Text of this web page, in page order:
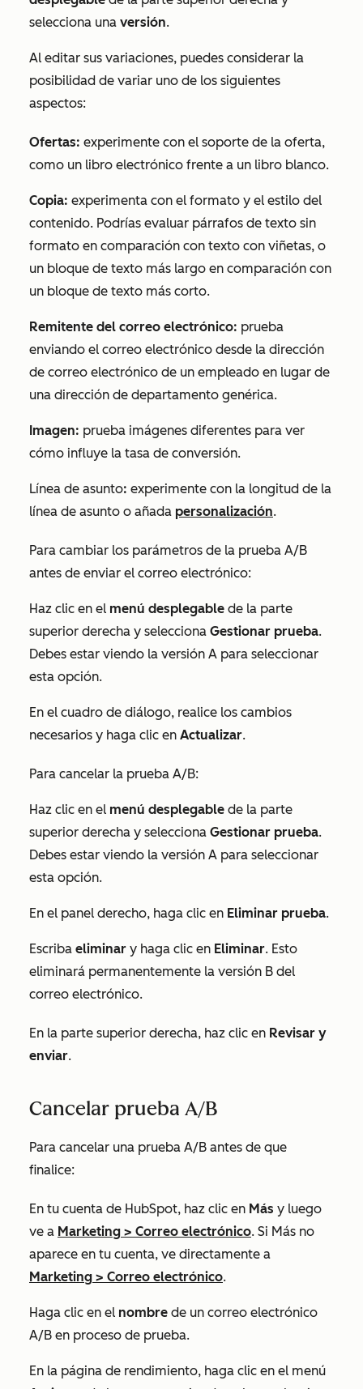
selecciona una versión.
Al editar sus variaciones, puedes considerar la
posibilidad de variar uno de los siguientes
aspectos:
Ofertas: experimente con el soporte de la oferta,
como un libro electrónico frente a un libro blanco.
Copia: experimenta con el formato y el estilo del
contenido. Podrías evaluar párrafos de texto sin
formato en comparación con texto con viñetas, o
un bloque de texto más largo en comparación con
un bloque de texto más corto.
Remitente del correo electrónico: prueba
enviando el correo electrónico desde la dirección
de correo electrónico de un empleado en lugar de
una dirección de departamento genérica.
Imagen: prueba imágenes diferentes para ver
cómo influye la tasa de conversión.
Línea de asunto: experimente con la longitud de la
línea de asunto o añada personalización.
Para cambiar los parámetros de la prueba A/B
antes de enviar el correo electrónico:
Haz clic en el menú desplegable de la parte
superior derecha y selecciona Gestionar prueba.
Debes estar viendo la versión A para seleccionar
esta opción.
En el cuadro de diálogo, realice los cambios
necesarios y haga clic en Actualizar.
Para cancelar la prueba A/B:
Haz clic en el menú desplegable de la parte
superior derecha y selecciona Gestionar prueba.
Debes estar viendo la versión A para seleccionar
esta opción.
En el panel derecho, haga clic en Eliminar prueba.
Escriba eliminar y haga clic en Eliminar. Esto
eliminará permanentemente la versión B del
correo electrónico.
En la parte superior derecha, haz clic en Revisar y
enviar.
Cancelar prueba A/B
Para cancelar una prueba A/B antes de que
finalice:
En tu cuenta de HubSpot, haz clic en Más y luego
ve a Marketing > Correo electrónico. Si Más no
aparece en tu cuenta, ve directamente a
Marketing > Correo electrónico.
Haga clic en el nombre de un correo electrónico
A/B en proceso de prueba.
En la página de rendimiento, haga clic en el menú